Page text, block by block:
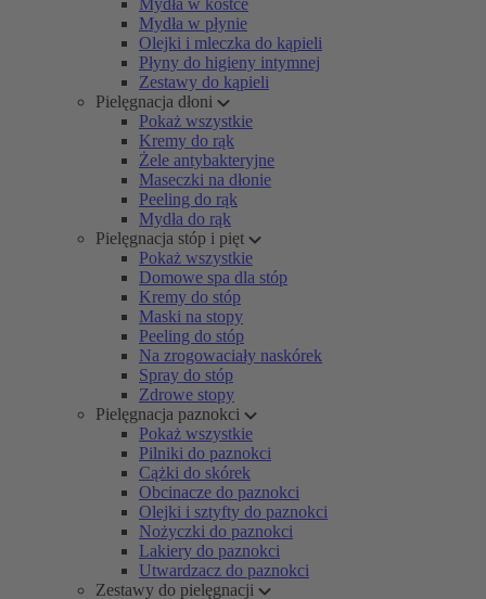
Mydła w kostce
Mydła w płynie
Olejki i mleczka do kąpieli
Płyny do higieny intymnej
Zestawy do kąpieli
Pielęgnacja dłoni
Pokaż wszystkie
Kremy do rąk
Żele antybakteryjne
Maseczki na dłonie
Peeling do rąk
Mydła do rąk
Pielęgnacja stóp i pięt
Pokaż wszystkie
Domowe spa dla stóp
Kremy do stóp
Maski na stopy
Peeling do stóp
Na zrogowaciały naskórek
Spray do stóp
Zdrowe stopy
Pielęgnacja paznokci
Pokaż wszystkie
Pilniki do paznokci
Cążki do skórek
Obcinacze do paznokci
Olejki i sztyfty do paznokci
Nożyczki do paznokci
Lakiery do paznokci
Utwardzacz do paznokci
Zestawy do pielęgnacji